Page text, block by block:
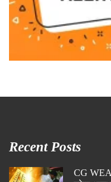
Recent Posts
CG